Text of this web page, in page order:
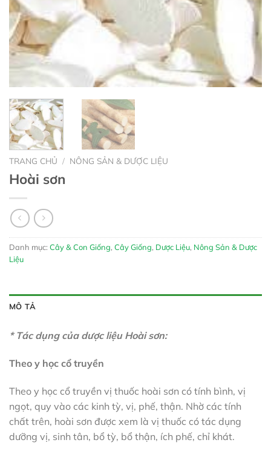
TRANG CHỦ / NÔNG SẢN & DƯỢC LIỆU
Hoài sơn
Danh mục: Cây & Con Giống, Cây Giống, Dược Liệu, Nông Sản & Dược
Liệu
MÔ TẢ
* Tác dụng của dược liệu Hoài sơn:
Theo y học cổ truyền
Theo y học cổ truyền vị thuốc hoài sơn có tính bình, vị
ngọt, quy vào các kinh tỳ, vị, phế, thận. Nhờ các tính
chất trên, hoài sơn được xem là vị thuốc có tác dụng
dưỡng vị, sinh tân, bổ tỳ, bổ thận, ích phế, chỉ khát.